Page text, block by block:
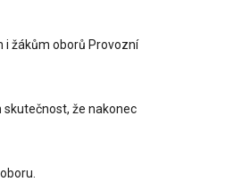
i žákům oborů Provozní
skutečnost, že nakonec